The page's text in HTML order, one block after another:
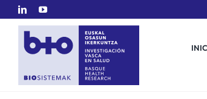
Saltar
contenido